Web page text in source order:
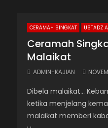
CERAMAH SINGKAT USTADZ
Ceramah
Malaikat
ADMIN-KAJIAN
Dibela malaikat...
ketika menjelang
malaikat memberi